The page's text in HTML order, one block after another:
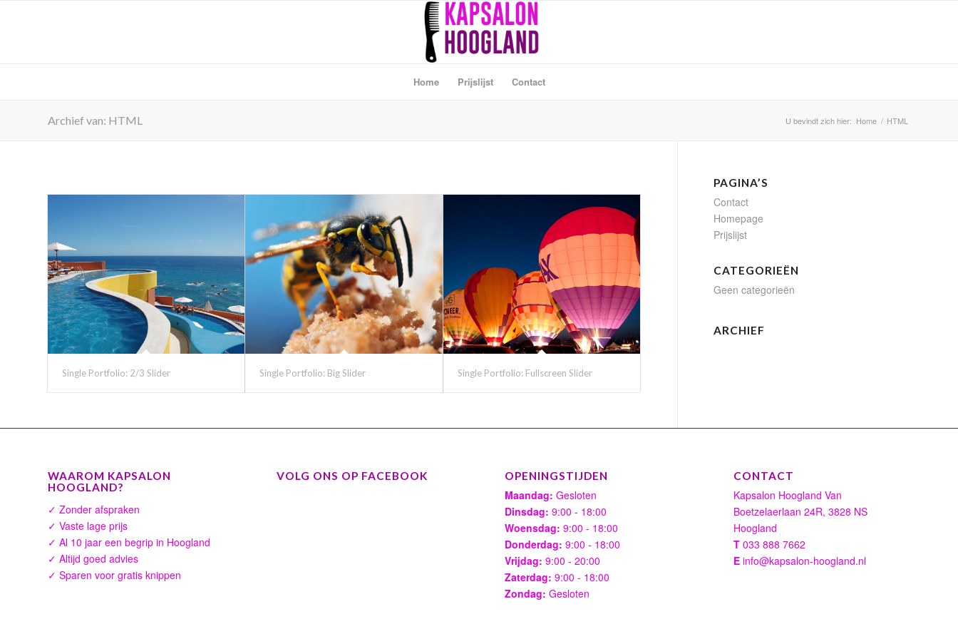
Home Prijslijst Contact
Archief van: HTML U bevindt zich hier: Home / HTML
Single Portfolio: 2/3 Slider Single Portfolio: Big Slider Single Portfolio: Fullscreen Slider
PAGINA’S
Contact
Homepage
Prijslijst
CATEGORIEËN
Geen categorieën
ARCHIEF
WAAROM KAPSALON
HOOGLAND?
✓ Zonder afspraken
✓ Vaste lage prijs
✓ Al 10 jaar een begrip in Hoogland
✓ Altijd goed advies
✓ Sparen voor gratis knippen
VOLG ONS OP FACEBOOK OPENINGSTIJDEN
Maandag:Gesloten
Dinsdag:9:00 - 18:00
Woensdag:9:00 - 18:00
Donderdag:9:00 - 18:00
Vrijdag:9:00 - 20:00
Zaterdag:9:00 - 18:00
Zondag:Gesloten
CONTACT
Kapsalon Hoogland Van
Boetzelaerlaan 24R, 3828 NS
Hoogland
T 033 888 7662
E info@kapsalon-hoogland.nl